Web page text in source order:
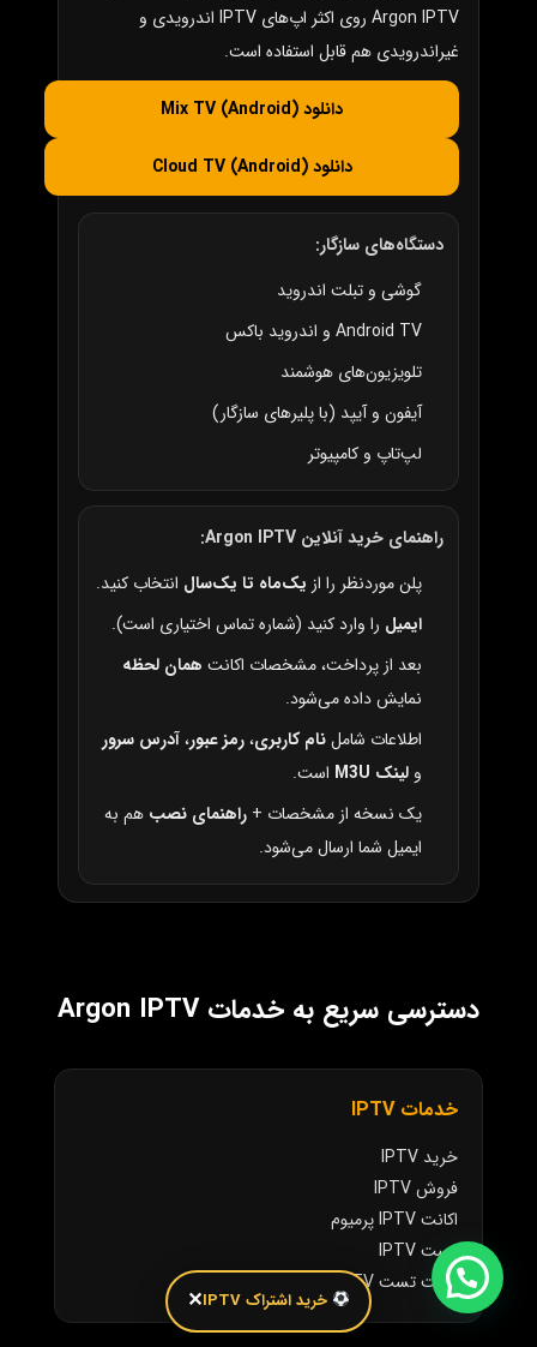
Argon IPTV روی اکثر اپ‌های IPTV اندرویدی و
غیراندرویدی هم قابل استفاده است.
دانلود Mix TV (Android)
دانلود Cloud TV (Android)
دستگاه‌های سازگار:
گوشی و تبلت اندروید
Android TV و اندروید باکس
تلویزیون‌های هوشمند
آیفون و آیپد (با پلیرهای سازگار)
لپ‌تاپ و کامپیوتر
راهنمای خرید آنلاین Argon IPTV:
پلن موردنظر را از یک‌ماه تا یک‌سال انتخاب کنید.
ایمیل را وارد کنید (شماره تماس اختیاری است).
بعد از پرداخت، مشخصات اکانت همان لحظه
نمایش داده می‌شود.
اطلاعات شاملنام کاربری،رمز عبور،آدرس سرور
و لینک M3U
است.
یک نسخه از مشخصات + راهنمای نصب هم به
ایمیل شما ارسال می‌شود.
دسترسی سریع به خدمات Argon IPTV
خدمات IPTV
خرید IPTV
فروش IPTV
اکانت IPTV پرمیوم
تست IPTV
اکانت تست IPTV
خرید اشتراک IPTV ✕